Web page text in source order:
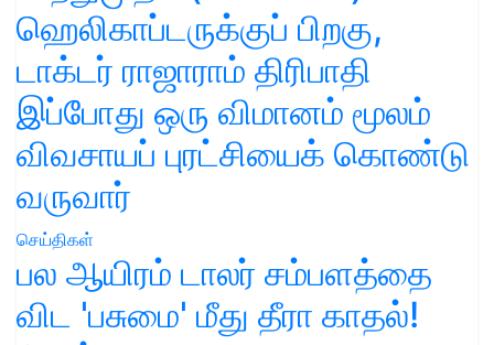
ஹெலிகாப்டருக்குப் பிறகு,
டாக்டர் ராஜாராம் திரிபாதி
இப்போது ஒரு விமானம் மூலம்
விவசாயப் புரட்சியைக் கொண்டு
வருவார்
செய்திகள்
பல ஆயிரம் டாலர் சம்பளத்தை
விட 'பசுமை' மீது தீரா காதல்!